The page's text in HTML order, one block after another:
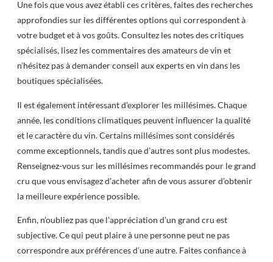
Une fois que vous avez établi ces critères, faites des recherches
approfondies sur les différentes options qui correspondent à
votre budget et à vos goûts. Consultez les notes des critiques
spécialisés, lisez les commentaires des amateurs de vin et
n’hésitez pas à demander conseil aux experts en vin dans les
boutiques spécialisées.
Il est également intéressant d’explorer les millésimes. Chaque
année, les conditions climatiques peuvent influencer la qualité
et le caractère du vin. Certains millésimes sont considérés
comme exceptionnels, tandis que d’autres sont plus modestes.
Renseignez-vous sur les millésimes recommandés pour le grand
cru que vous envisagez d’acheter afin de vous assurer d’obtenir
la meilleure expérience possible.
Enfin, n’oubliez pas que l’appréciation d’un grand cru est
subjective. Ce qui peut plaire à une personne peut ne pas
correspondre aux préférences d’une autre. Faites confiance à